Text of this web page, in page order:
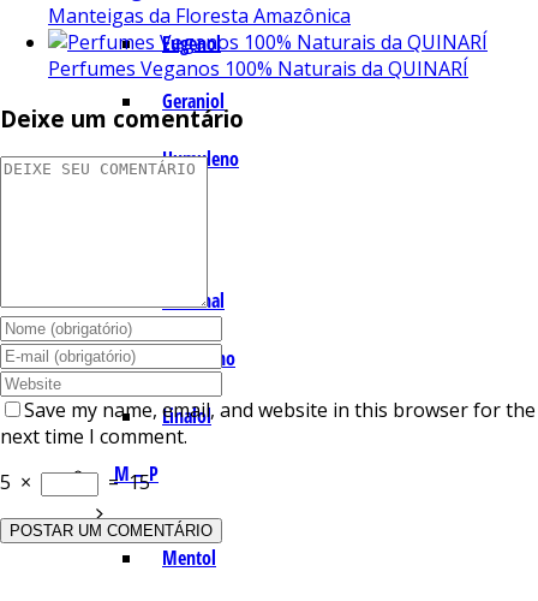
Eugenol
Geraniol
Humuleno
Lemonal
Limoneno
Linalol
M – P
Mentol
Manteigas da Floresta Amazônica
Perfumes Veganos 100% Naturais da QUINARÍ
Deixe um comentário
Save my name, email, and website in this browser for the
next time I comment.
5 × =15